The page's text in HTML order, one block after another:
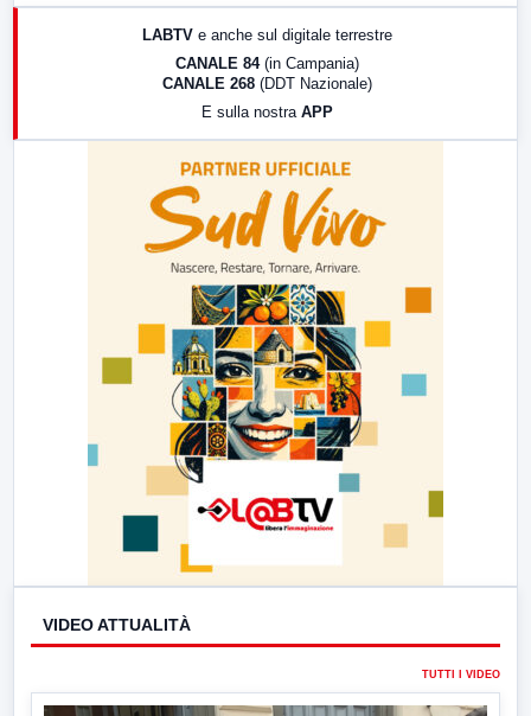
LABTV e anche sul digitale terrestre
CANALE 84 (in Campania)
CANALE 268 (DDT Nazionale)
E sulla nostra APP
VIDEO ATTUALITÀ
TUTTI I VIDEO